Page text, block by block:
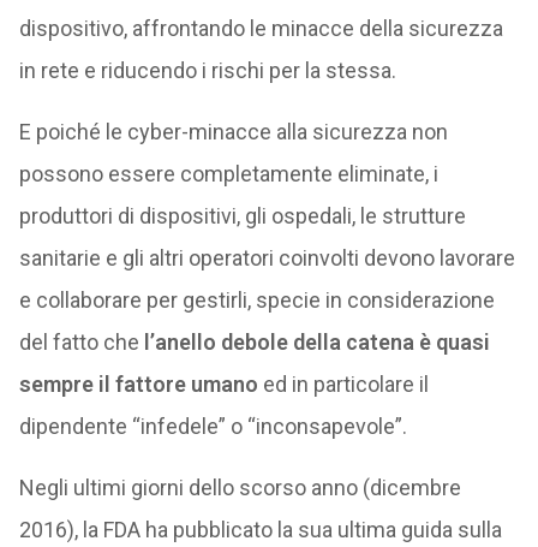
dispositivo, affrontando le minacce della sicurezza
in rete e riducendo i rischi per la stessa.
E poiché le cyber-minacce alla sicurezza non
possono essere completamente eliminate, i
produttori di dispositivi, gli ospedali, le strutture
sanitarie e gli altri operatori coinvolti devono lavorare
e collaborare per gestirli, specie in considerazione
del fatto che l’anello debole della catena è quasi
sempre il fattore umano ed in particolare il
dipendente “infedele” o “inconsapevole”.
Negli ultimi giorni dello scorso anno (dicembre
2016), la FDA ha pubblicato la sua ultima guida sulla